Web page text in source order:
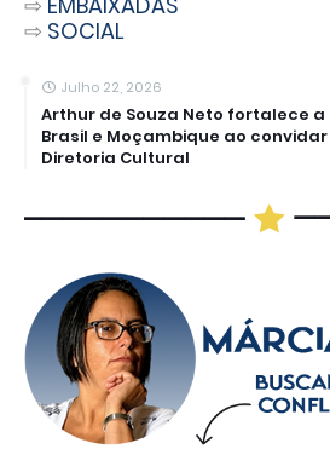
⇨ SOCIAL
Julho 22, 2026
Arthur de Souza Neto fortalece
Brasil e Moçambique ao
Diretoria Cultural